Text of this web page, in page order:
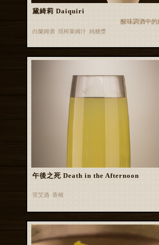
黛綺莉 Daiquiri
酸味調酒中的
白蘭姆酒 現榨萊姆汁 純糖漿
午後之死 Death in the Afternoon
苦艾酒 香檳